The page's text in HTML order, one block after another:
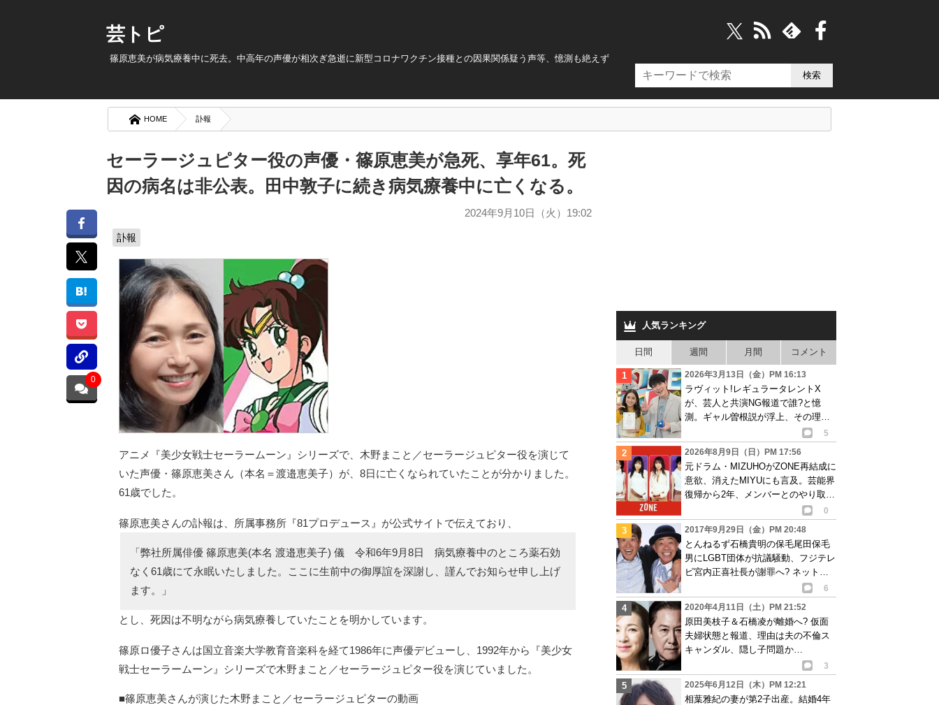
芸トピ
篠原恵美が病気療養中に死去。中高年の声優が相次ぎ急逝に新型コロナワクチン接種との因果関係疑う声等、憶測も絶えず
HOME 訃報
セーラージュピター役の声優・篠原恵美が急死、享年61。死
因の病名は非公表。田中敦子に続き病気療養中に亡くなる。
2024年9月10日（火）19:02
訃報
0
アニメ『美少女戦士セーラームーン』シリーズで、木野まこと／セーラージュピター役を演じて
いた声優・篠原恵美さん（本名＝渡邉恵美子）が、8日に亡くなられていたことが分かりました。
61歳でした。
篠原恵美さんの訃報は、所属事務所『81プロデュース』が公式サイトで伝えており、
「弊社所属俳優 篠原恵美(本名 渡邉恵美子) 儀 令和6年9月8日 病気療養中のところ薬石効
なく61歳にて永眠いたしました。ここに生前中の御厚誼を深謝し、謹んでお知らせ申し上げ
ます。」
とし、死因は不明ながら病気療養していたことを明かしています。
篠原ロ優子さんは国立音楽大学教育音楽科を経て1986年に声優デビューし、1992年から『美少女
戦士セーラームーン』シリーズで木野まこと／セーラージュピター役を演じていました。
篠原恵美さんが演じた木野まこと／セーラージュピターの動画
人気ランキング
日間 週間 月間 コメント
2026年3月13日（金）PM 16:13
ラヴィット!レギュラータレントX
が、芸人と共演NG報道で誰?と憶
測。ギャル曽根説が浮上、その理由
5
2026年8月9日（日）PM 17:56
元ドラム・MIZUHOがZONE再結成に
意欲、消えたMIYUにも言及。芸能界
復帰から2年、メンバーとのやり取り
0
2017年9月29日（金）PM 20:48
とんねるず石橋貴明の保毛尾田保毛
男にLGBT団体が抗議騒動、フジテレ
ビ宮内正喜社長が謝罪へ? ネットで
6
2020年4月11日（土）PM 21:52
原田美枝子＆石橋凌が離婚へ? 仮面
夫婦状態と報道、理由は夫の不倫ス
キャンダル、隠し子問題か…
3
2025年6月12日（木）PM 12:21
相葉雅紀の妻が第2子出産。結婚4年